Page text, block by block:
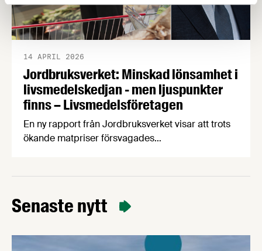
Jordbruksverket: Minskad lönsamhet i
livsmedelskedjan - men ljuspunkter
finns – Livsmedelsföretagen
14 APRIL 2026
En ny rapport från Jordbruksverket visar att trots
ökande matpriser försvagades
klimatomställning och konkurrenskraft. Vår
borde läsas av de politiker som fortsätter prata
Senaste nytt